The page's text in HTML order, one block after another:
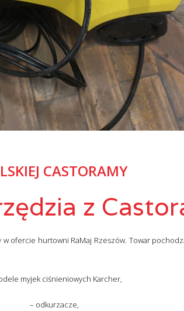
CASTORAMY
z
w ofercie hurtowni RaMaj Rzeszów. Towar
myjek ciśnieniowych Karcher,
– odkurzacze,